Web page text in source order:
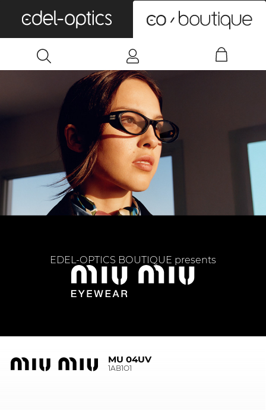
EDEL-OPTICS BOUTIQUE presents
MU 04UV
1AB1O1